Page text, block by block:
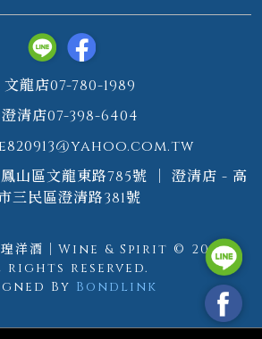
文龍店07-780-1989
澄清店07-398-6404
山區文龍東路785號 ｜ 澄清店 - 高
三民區澄清路381號
洋酒｜Wine & Spirit © 2026.
reserved.
By Bondlink